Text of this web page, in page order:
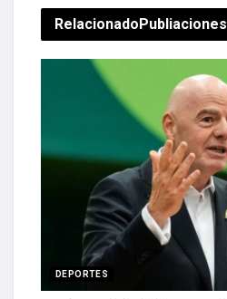
RelacionadoPubliaciones
DEPORTES